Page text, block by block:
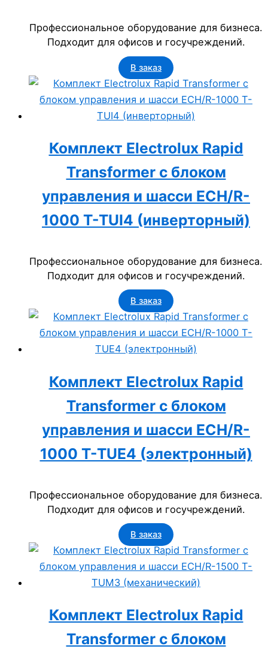
Профессиональное оборудование для бизнеса.
Подходит для офисов и госучреждений.
В заказ
Комплект Electrolux Rapid
Transformer с блоком
управления и шасси ECH/R-
1000 T-TUI4 (инверторный)
Профессиональное оборудование для бизнеса.
Подходит для офисов и госучреждений.
В заказ
Комплект Electrolux Rapid
Transformer с блоком
управления и шасси ECH/R-
1000 T-TUE4 (электронный)
Профессиональное оборудование для бизнеса.
Подходит для офисов и госучреждений.
В заказ
Комплект Electrolux Rapid
Transformer с блоком